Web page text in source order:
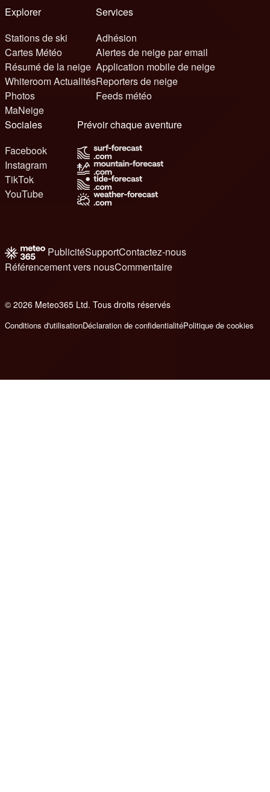
Explorer
Stations de ski
Cartes Météo
Résumé de la neige
Whiteroom Actualités
Photos
MaNeige
Services
Adhésion
Alertes de neige par email
Application mobile de neige
Reporters de neige
Feeds météo
Sociales
Facebook
Instagram
TikTok
YouTube
Prévoir chaque aventure
PublicitéSupportContactez-nous
Référencement vers nousCommentaire
© 2026 Meteo365 Ltd. Tous droits réservés
Conditions d'utilisationDéclaration de confidentialitéPolitique de cookies